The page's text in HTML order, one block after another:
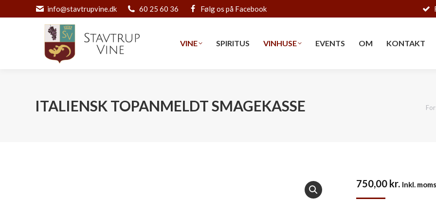
info@stavtrupvine.dk 60 25 60 36 Følg os på Facebook
VINE SPIRITUS VINHUSE EVENTS OM KONTAKT
ITALIENSK TOPANMELDT SMAGEKASSE
750,00 kr. Inkl. moms